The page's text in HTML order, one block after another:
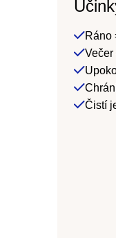
Ráno
Večer
Čistí